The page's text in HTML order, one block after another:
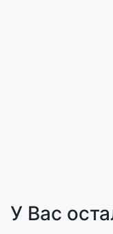
У Вас